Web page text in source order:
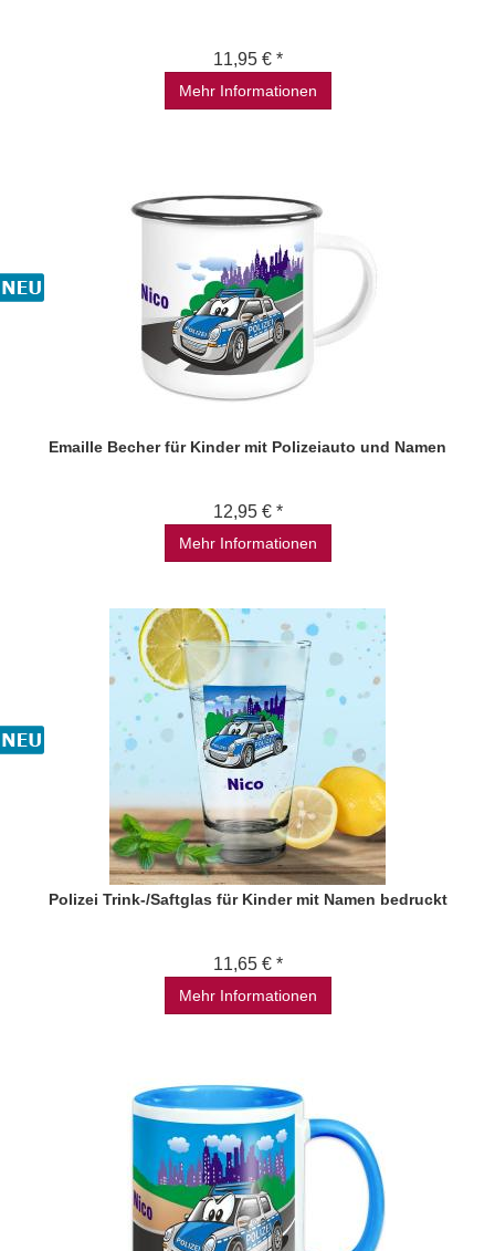
11,95 € *
Mehr Informationen
Emaille Becher für Kinder mit Polizeiauto und Namen
12,95 € *
Mehr Informationen
Polizei Trink-/Saftglas für Kinder mit Namen bedruckt
11,65 € *
Mehr Informationen